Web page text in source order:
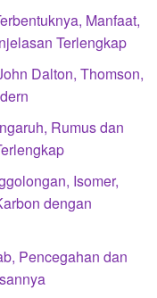
Manfaat,
Terlengkap
Dalton, Thomson,
Rumus dan
Isomer,
dengan
Pencegahan dan